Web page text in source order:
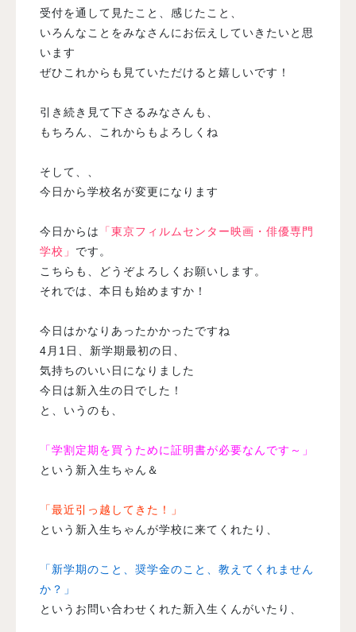
受付を通して見たこと、感じたこと、
いろんなことをみなさんにお伝えしていきたいと思
います
ぜひこれからも見ていただけると嬉しいです！
引き続き見て下さるみなさんも、
もちろん、これからもよろしくね
そして、、
今日から学校名が変更になります
今日からは
「東京フィルムセンター映画・俳優専門
学校」 です。
こちらも、どうぞよろしくお願いします。
それでは、本日も始めますか！
今日はかなりあったかかったですね
4月1日、新学期最初の日、
気持ちのいい日になりました
今日は新入生の日でした！
と、いうのも、
「学割定期を買うために証明書が必要なんです～」
という新入生ちゃん＆
「最近引っ越してきた！」
という新入生ちゃんが学校に来てくれたり、
「新学期のこと、奨学金のこと、教えてくれません
か？」
というお問い合わせくれた新入生くんがいたり、